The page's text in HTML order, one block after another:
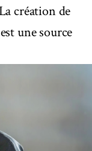
création de
une source